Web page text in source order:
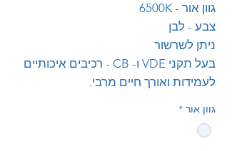
גוון אור - 6500K
צבע - לבן
ניתן לשרשור
בעל תקני VDE ו- CB - רכיבים איכותיים
לעמידות ואורך חיים מרבי.
גוון אור *